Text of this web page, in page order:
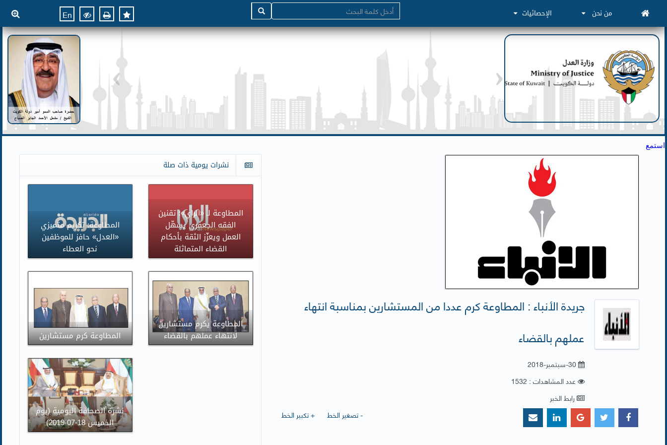
من نحن الإحصائيات En
استمع
جريدة الأنباء : المطاوعة كرم عددا من المستشارين بمناسبة انتهاء
عملهم بالقضاء
30-سبتمبر-2018
عدد المشاهدات : 1532
رابط الخبر
+ تكبير الخط
- تصغير الخط
نشرات يومية ذات صلة
المطاوعة: تكريم متميزي
«العدل» حافز للموظفين
نحو العطاء
المطاوعة لـ «الراي»: تقنين
الفقه الجعفري يسهّل
العمل ويعزّز الثقة بأحكام
القضاء المتماثلة
المطاوعة كرم مستشارين
المطاوعة يكرم مستشارين
لانتهاء عملهم بالقضاء
نشرة الصحافة اليومية (يوم
الخميس 18-07-2019)